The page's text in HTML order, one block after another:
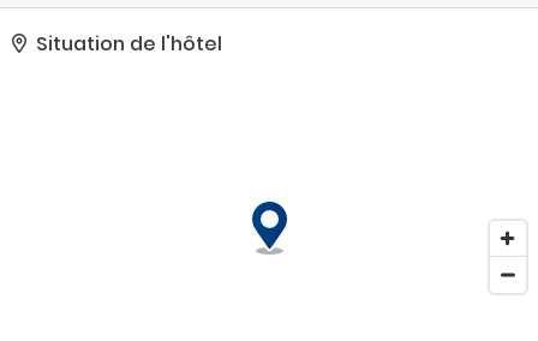
attendent pour un petit plongeon avant de rejoindre la plage
privée pour de purs moments de détente. Parmi les services et
Les espaces événements de cet hôtel comprennent un espace de
conférence et des salles de réunion. En échange d'un supplément,
Situation de l'hôtel